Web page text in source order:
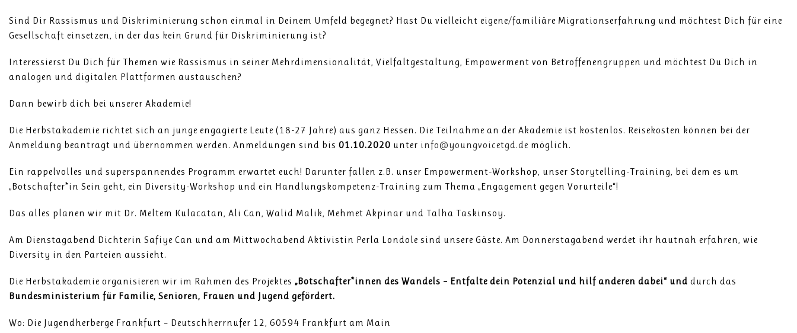
Sind Dir Rassismus und Diskriminierung schon einmal in Deinem Umfeld begegnet? Hast Du vielleicht eigene/familiäre Migrationserfahrung und möchtest Dich für eine
Gesellschaft einsetzen, in der das kein Grund für Diskriminierung ist?
Interessierst Du Dich für Themen wie Rassismus in seiner Mehrdimensionalität, Vielfaltgestaltung, Empowerment von Betroffenengruppen und möchtest Du Dich in
analogen und digitalen Plattformen austauschen?
Dann bewirb dich bei unserer Akademie!
Die Herbstakademie richtet sich an junge engagierte Leute (18-27 Jahre) aus ganz Hessen. Die Teilnahme an der Akademie ist kostenlos. Reisekosten können bei der
Anmeldung beantragt und übernommen werden. Anmeldungen sind bis 01.10.2020 unter info@youngvoicetgd.de möglich.
Ein rappelvolles und superspannendes Programm erwartet euch! Darunter fallen z.B. unser Empowerment-Workshop, unser Storytelling-Training, bei dem es um
„Botschafter*in Sein geht, ein Diversity-Workshop und ein Handlungskompetenz-Training zum Thema „Engagement gegen Vorurteile“!
Das alles planen wir mit Dr. Meltem Kulacatan, Ali Can, Walid Malik, Mehmet Akpinar und Talha Taskinsoy.
Am Dienstagabend Dichterin Safiye Can und am Mittwochabend Aktivistin Perla Londole sind unsere Gäste. Am Donnerstagabend werdet ihr hautnah erfahren, wie
Diversity in den Parteien aussieht.
Die Herbstakademie organisieren wir im Rahmen des Projektes „Botschafter*innen des Wandels – Entfalte dein Potenzial und hilf anderen dabei“ und durch das
Bundesministerium für Familie, Senioren, Frauen und Jugend gefördert.
Wo: Die Jugendherberge Frankfurt – Deutschherrnufer 12, 60594 Frankfurt am Main